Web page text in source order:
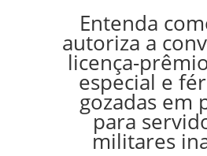
Entenda
autoriza a
licença-
especial e
gozadas em
para
militares